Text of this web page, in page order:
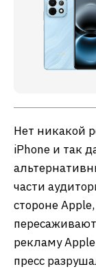
Нет никакой
iPhone и так
части
стороне
рекламу
пресс